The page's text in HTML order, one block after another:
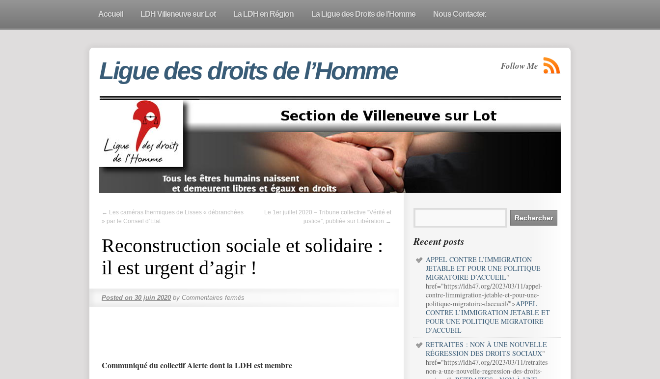
Accueil LDH Villeneuve sur Lot La LDH en Région La Ligue des Droits de l’Homme Nous Contacter.
Ligue des droits de l’Homme Follow Me
← Les caméras thermiques de Lisses « débranchées
» par le Conseil d’Etat
Le 1er juillet 2020 – Tribune collective “Vérité et
justice”, publiée sur Libération →
Reconstruction sociale et solidaire :
il est urgent d’agir !
Posted on 30 juin 2020 by Commentaires fermés
Communiqué du collectif Alerte dont la LDH est membre
Recent posts
APPEL CONTRE L’IMMIGRATION
JETABLE ET POUR UNE POLITIQUE
MIGRATOIRE D’ACCUEIL"
href="https://ldh47.org/2023/03/11/appel-
contre-limmigration-jetable-et-pour-une-
politique-migratoire-daccueil/">APPEL
CONTRE L’IMMIGRATION JETABLE ET
POUR UNE POLITIQUE MIGRATOIRE
D’ACCUEIL
RETRAITES : NON À UNE NOUVELLE
RÉGRESSION DES DROITS SOCIAUX"
href="https://ldh47.org/2023/03/11/retraites-
non-a-une-nouvelle-regression-des-droits-